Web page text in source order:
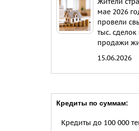
мае 2026
провели
тыс. сделок
продажи
15.06.2026
Кредиты по суммам:
Кредиты до 100 000